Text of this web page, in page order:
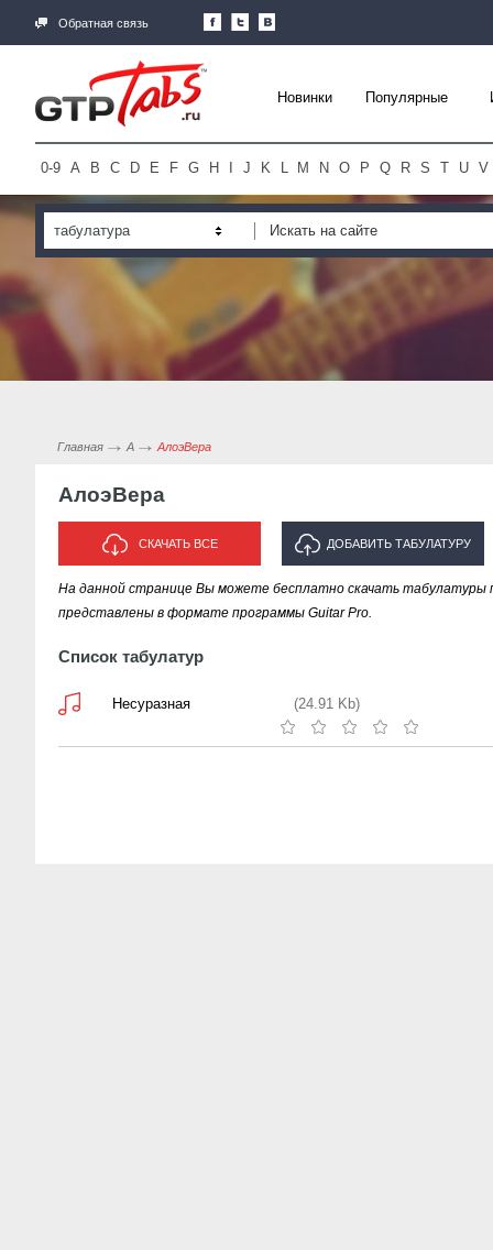
Обратная связь
Новинки Популярные
0-9 A B C D E F G H J K L M N O P Q R S T U V
табулатура
Главная А АлоэВера
АлоэВера
СКАЧАТЬ ВСЕ ДОБАВИТЬ ТАБУЛАТУРУ
ИСПОЛНИТЕЛЯ "АЛОЭВЕРА"
На данной странице Вы можете бесплатно скачать табулатуры
представлены в формате программы Guitar Pro.
Список табулатур
Несуразная (24.91 Kb)